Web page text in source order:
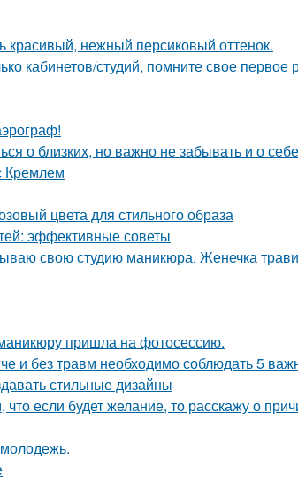
красивый, нежный персиковый оттенок.
кабинетов/студий, помните свое первое
о близких, но важно не забывать и о
Кремлем
цвета для стильного образа
эффективные советы
свою студию маникюра, Женечка
пришла на фотосессию.
и без травм необходимо соблюдать 5
стильные дизайны
если будет желание, то расскажу о